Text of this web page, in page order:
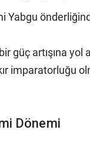
Yabgu
artışına yol
imparatorluğu
Dönemi